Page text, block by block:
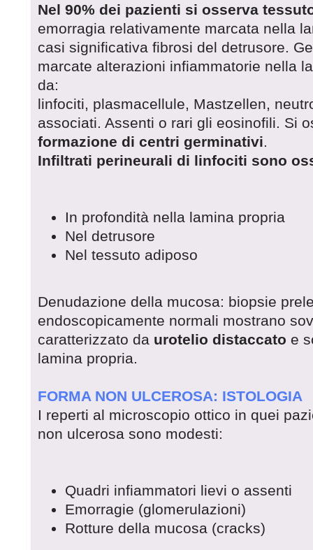
Nel 90% dei pazienti si osserva
emorragia relativamente marcata nella
casi significativa fibrosi del detrusore.
marcate alterazioni infiammatorie nella
da:
linfociti, plasmacellule, Mastzellen,
associati. Assenti o rari gli eosinofili. Si
formazione di centri germinativi.
Infiltrati perineurali di linfociti sono
In profondità nella lamina propria
Nel detrusore
Nel tessuto adiposo
Denudazione della mucosa: biopsie
endoscopicamente normali mostrano
caratterizzato da urotelio distaccato e
lamina propria.
FORMA NON ULCEROSA: ISTOLOGIA
I reperti al microscopio ottico in quei
non ulcerosa sono modesti:
Quadri infiammatori lievi o assenti
Emorragie (glomerulazioni)
Rotture della mucosa (cracks)